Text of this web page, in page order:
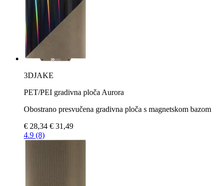
3DJAKE
PET/PEI gradivna ploča Aurora
Obostrano presvučena gradivna ploča s magnetskom bazom
€ 28,34 € 31,49
4.9 (8)